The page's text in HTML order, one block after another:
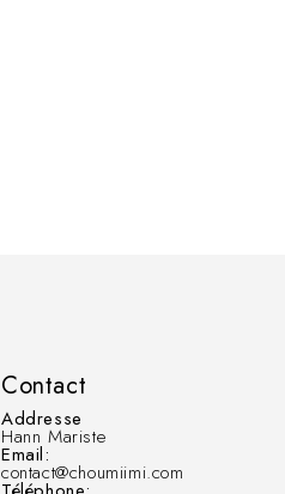
Contact
Addresse
Hann Mariste
Email:
contact@choumiimi.com